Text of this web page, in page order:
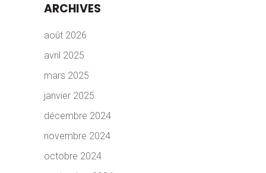
ARCHIVES
août 2026
avril 2025
mars 2025
janvier 2025
décembre 2024
novembre 2024
octobre 2024